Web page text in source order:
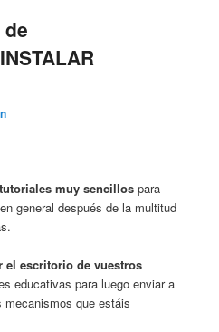
muy sencillos para
general después de la multitud
el escritorio de vuestros
educativas para luego enviar a
que estáis